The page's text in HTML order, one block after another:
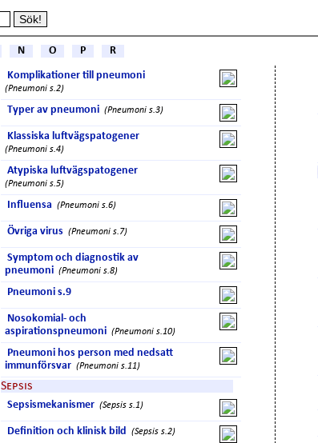
N O P R
Komplikationer till pneumoni
(Pneumoni s.2)
Typer av pneumoni (Pneumoni s.3)
Klassiska luftvägspatogener
(Pneumoni s.4)
Atypiska luftvägspatogener
(Pneumoni s.5)
Influensa (Pneumoni s.6)
Övriga virus (Pneumoni s.7)
Symptom och diagnostik av
pneumoni (Pneumoni s.8)
Pneumoni s.9
Nosokomial- och
aspirationspneumoni (Pneumoni s.10)
Pneumoni hos person med nedsatt
immunförsvar (Pneumoni s.11)
Sepsis
Sepsismekanismer (Sepsis s.1)
Definition och klinisk bild (Sepsis s.2)